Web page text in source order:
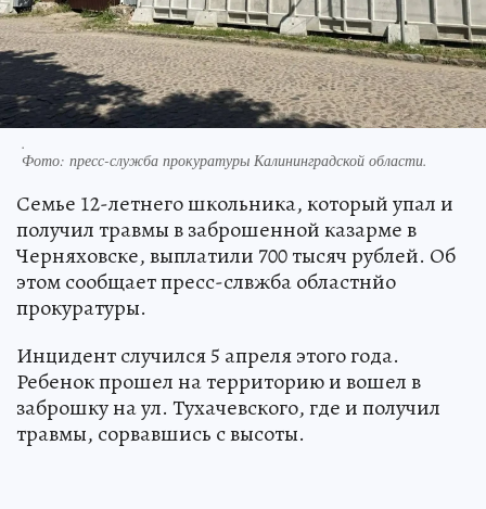
.
Фото: пресс-служба прокуратуры Калининградской области.
Семье 12-летнего школьника, который упал и
получил травмы в заброшенной казарме в
Черняховске, выплатили 700 тысяч рублей. Об
этом сообщает пресс-слвжба областнйо
прокуратуры.
Инцидент случился 5 апреля этого года.
Ребенок прошел на территорию и вошел в
заброшку на ул. Тухачевского, где и получил
травмы, сорвавшись с высоты.